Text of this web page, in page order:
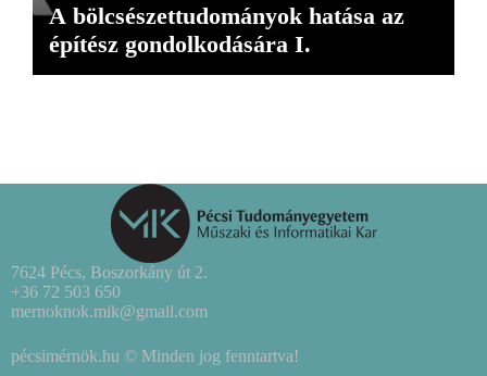
A bölcsészettudományok hatása az
építész gondolkodására I.
7624 Pécs, Boszorkány út 2.
+36 72 503 650
mernoknok.mik@gmail.com
pécsimérnök.hu © Minden jog fenntartva!